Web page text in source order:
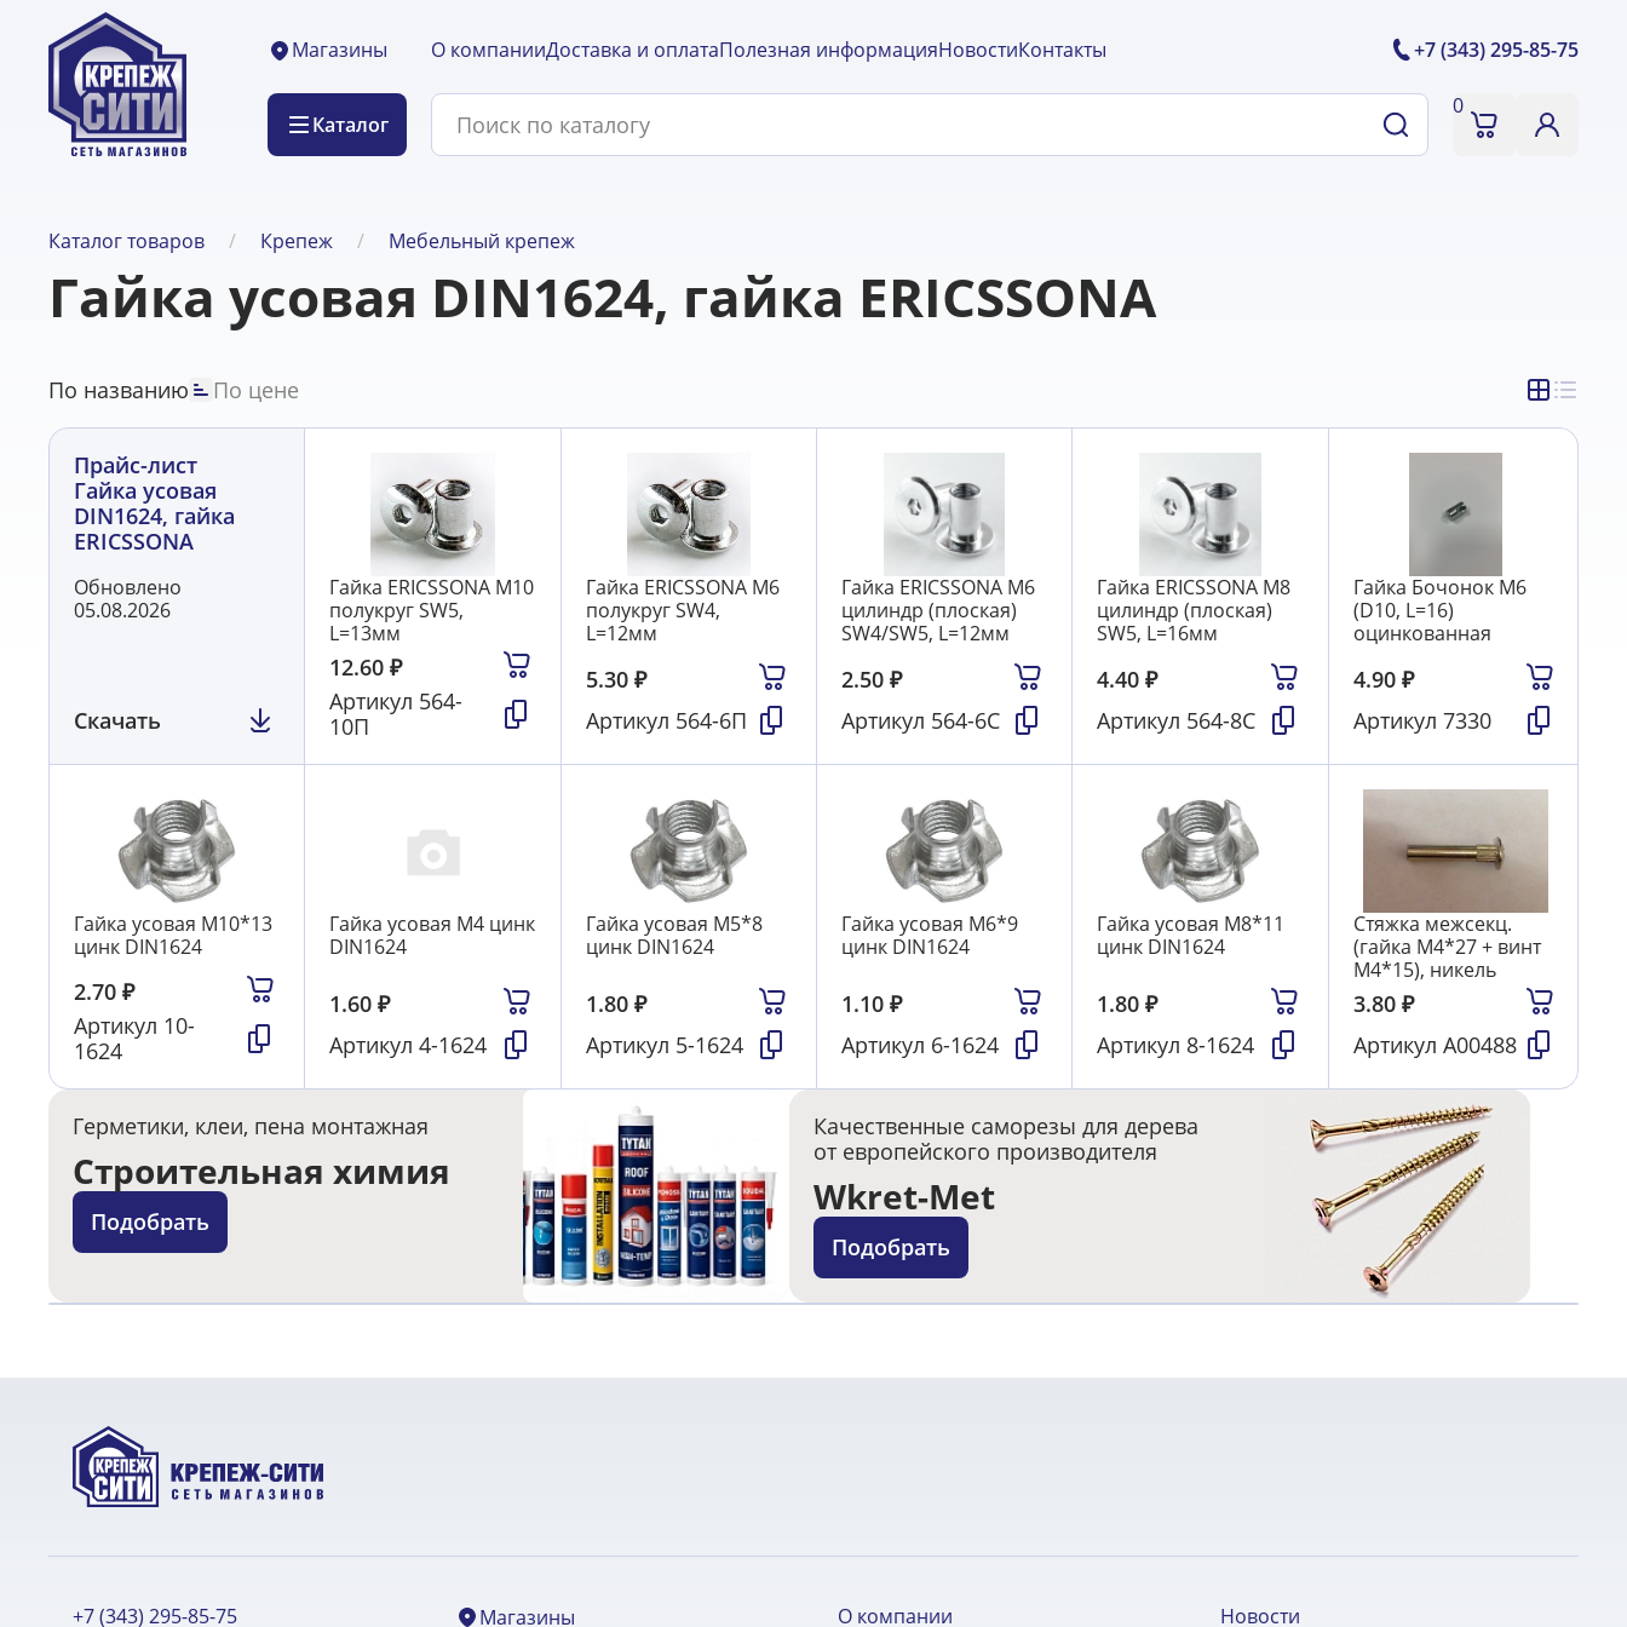
Магазины
Каталог
О компанииДоставка и оплатаПолезная информацияНовостиКонтакты +7 (343) 295-85-75
0
Каталог товаров Крепеж Мебельный крепеж
Гайка усовая DIN1624, гайка ERICSSONA
По названию По цене
Прайс-лист
Гайка усовая
DIN1624, гайка
ERICSSONA
Обновлено
05.08.2026
Скачать
Гайка ERICSSONA M10
полукруг SW5,
L=13мм
12.60₽
Артикул 564-
10П
Гайка ERICSSONA M6
полукруг SW4,
L=12мм
5.30 ₽
Артикул 564-6П
Гайка ERICSSONA M6
цилиндр (плоская)
SW4/SW5, L=12мм
2.50 ₽
Артикул 564-6С
Гайка ERICSSONA M8
цилиндр (плоская)
SW5, L=16мм
4.40₽
Артикул 564-8С
Гайка Бочонок М6
(D10, L=16)
оцинкованная
4.90 ₽
Артикул 7330
Гайка усовая М10*13
цинк DIN1624
2.70 ₽
Артикул 10-
1624
Гайка усовая М4 цинк
DIN1624
1.60₽
Артикул4-1624
Гайка усовая М5*8
цинк DIN1624
1.80 ₽
Артикул 5-1624
Гайка усовая М6*9
цинк DIN1624
1.10 ₽
Артикул 6-1624
Гайка усовая М8*11
цинк DIN1624
1.80₽
Артикул 8-1624
Стяжка межсекц.
(гайка М4*27 + винт
М4*15), никель
3.80 ₽
Артикул А00488
Герметики, клеи, пена монтажная
Строительная химия
Подобрать
Качественные саморезы для дерева
от европейского производителя
Wkret-Met
Подобрать
+7 (343) 295-85-75
Магазины
О компании
Новости